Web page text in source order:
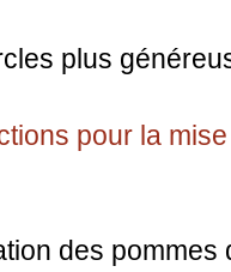
plus
pour la
des